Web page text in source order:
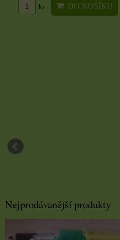
ks DO KOŠÍKU
Nejprodávanější produkty